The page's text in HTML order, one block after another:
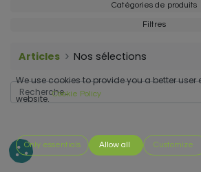
Catégories de produits
Filtres
Articles Nos sélections
We use cookies to provide you a better user
website. Cookie Policy
Only essentials Allow all Customize